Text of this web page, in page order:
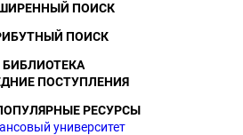
университет
ПОИСК
ПОИСК
БИБЛИОТЕКА
ПОСТУПЛЕНИЯ
РЕСУРСЫ